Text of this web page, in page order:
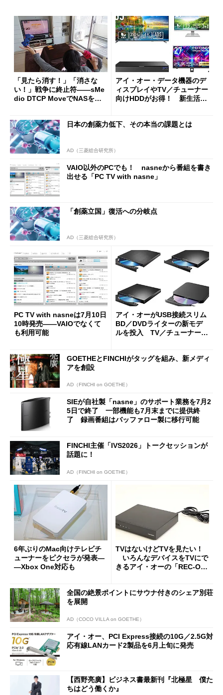
「見たら消す！」「消さな
い！」戦争に終止符――sMe
dio DTCP MoveでNASを地
アイ・オー・データ機器のデ
ィスプレイやTV／チューナー
向けHDDがお得！ 新生活を
日本の創薬力低下、その本当の課題とは
AD（三菱総合研究所）
VAIO以外のPCでも！ nasneから番組を書き
出せる「PC TV with nasne」
「創薬立国」復活への分岐点
AD（三菱総合研究所）
PC TV with nasneは7月10日
10時発売――VAIOでなくて
も利用可能
アイ・オーがUSB接続スリム
BD／DVDライターの新モデ
ルを投入 TV／チューナーの
GOETHEとFINCHIがタッグを組み、新メディ
アを創設
AD（FINCHI on GOETHE）
SIEが自社製「nasne」のサポート業務を7月2
5日で終了 一部機能も7月末までに提供終
了 録画番組はバッファロー製に移行可能
FINCHI主催「IVS2026」トークセッションが
話題に！
AD（FINCHI on GOETHE）
6年ぶりのMac向けテレビチ
ューナーをピクセラが発表―
―Xbox One対応も
TVはないけどTVを見たい！
いろんなデバイスをTVにで
きるアイ・オーの「REC-O
全国の絶景ポイントにサウナ付きのシェア別荘
を展開
AD（COCO VILLA on GOETHE）
アイ・オー、PCI Express接続の10G／2.5G対
応有線LANカード2製品を6月上旬に発売
【西野亮廣】ビジネス書最新刊『北極星 僕た
ちはどう働くか』